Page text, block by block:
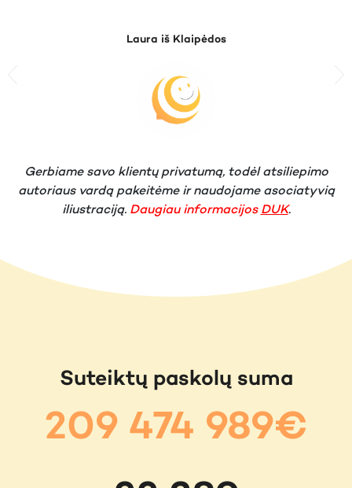
Laura iš Klaipėdos
Gerbiame savo klientų privatumą, todėl atsiliepimo
autoriaus vardą pakeitėme ir naudojame asociatyvią
iliustraciją. Daugiau informacijos DUK.
Suteiktų paskolų suma
209 474 989€